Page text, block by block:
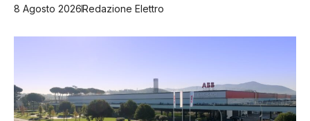
8 Agosto 2026Redazione Elettro